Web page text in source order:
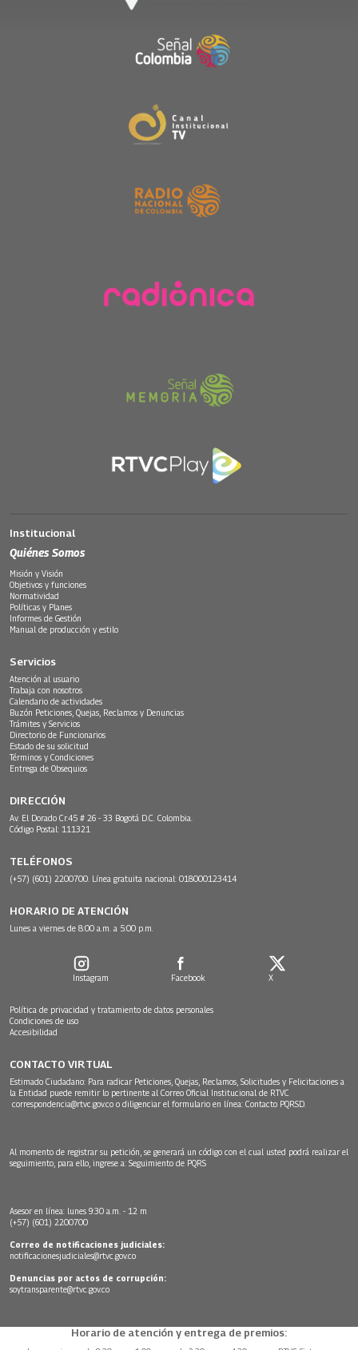
Institucional
Quiénes Somos
Misión y Visión
Objetivos y funciones
Normatividad
Políticas y Planes
Informes de Gestión
Manual de producción y estilo
Servicios
Atención al usuario
Trabaja con nosotros
Calendario de actividades
Buzón Peticiones, Quejas, Reclamos y Denuncias
Trámites y Servicios
Directorio de Funcionarios
Estado de su solicitud
Términos y Condiciones
Entrega de Obsequios
DIRECCIÓN
Av. El Dorado Cr.45 # 26 - 33 Bogotá D.C. Colombia.
Código Postal: 111321
TELÉFONOS
(+57) (601) 2200700. Línea gratuita nacional: 018000123414
HORARIO DE ATENCIÓN
Lunes a viernes de 8:00 a.m. a 5:00 p.m.
Instagram Facebook X
Política de privacidad y tratamiento de datos personales
Condiciones de uso
Accesibilidad
CONTACTO VIRTUAL
Estimado Ciudadano: Para radicar Peticiones, Quejas, Reclamos, Solicitudes y Felicitaciones a
la Entidad puede remitir lo pertinente al Correo Oficial Institucional de RTVC
correspondencia@rtvc.gov.co o diligenciar el formulario en línea: Contacto PQRSD.
Al momento de registrar su petición, se generará un código con el cual usted podrá realizar el
seguimiento, para ello, ingrese a: Seguimiento de PQRS
Asesor en línea: lunes 9:30 a.m. - 12 m
(+57) (601) 2200700
Correo de notificaciones judiciales:
notificacionesjudiciales@rtvc.gov.co
Denuncias por actos de corrupción:
soytransparente@rtvc.gov.co
Horario de atención y entrega de premios: